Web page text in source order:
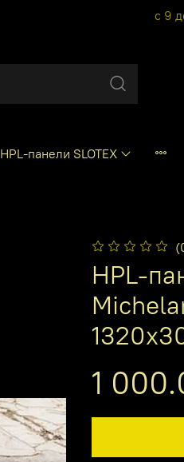
с 9
HPL-панели SLOTEX
HPL-
1